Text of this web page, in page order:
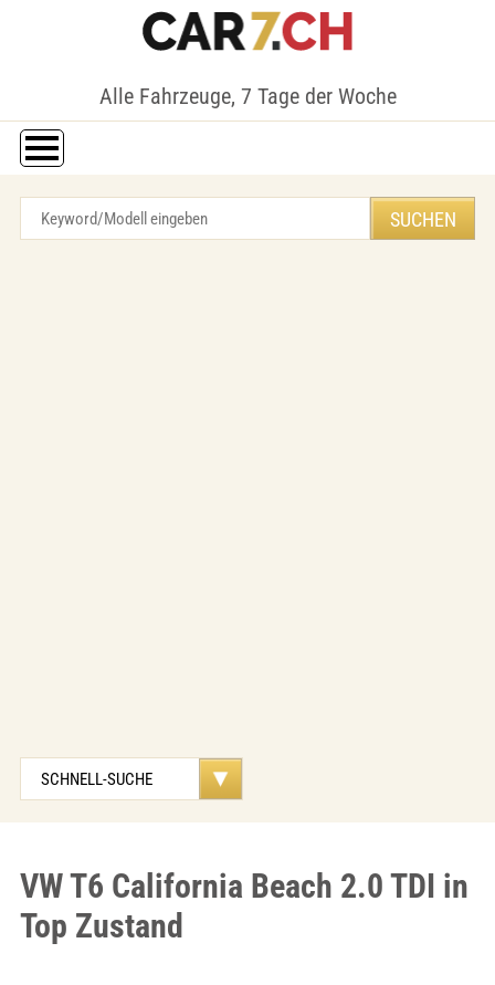
Alle Fahrzeuge, 7 Tage der Woche
VW T6 California Beach 2.0 TDI in
Top Zustand